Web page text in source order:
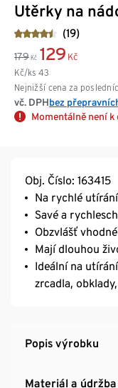
Utěrky na
(19)
179 Kč 129 Kč
Kč/ks 43
Nejnižší cena za
vč. DPHbez
Momentálně není k
Obj. Číslo: 163415
Na rychlé
Savé a
Obzvlášť
Mají dlouhou
Ideální na
zrcadla,
Popis výrobku
Materiál a údržba